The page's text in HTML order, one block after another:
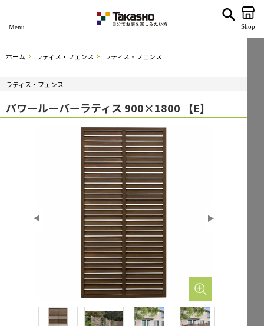
海外ブランド・シリーズ
メールでお問合せ よくお寄せいただくご質問
Shop
ホーム ラティス・フェンス ラティス・フェンス
ラティス・フェンス
パワールーバーラティス 900×1800 【E】